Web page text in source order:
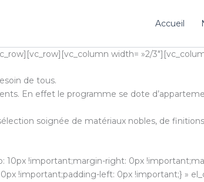
Accueil
width= »2/
de tous.
En effet le programme se dote
soignée de matériaux nobles, de
10px !important;margin-right: 0px
left: 0px !important;} »